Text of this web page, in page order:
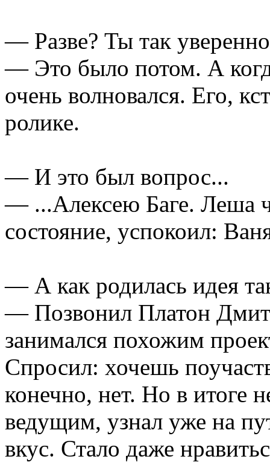
— Разве? Ты так
— Это было потом. А
очень волновался. Его,
ролике.
— И это был вопрос...
— ...Алексею Баге. Леша
состояние, успокоил:
— А как родилась идея
— Позвонил Платон
занимался похожим
Спросил: хочешь
конечно, нет. Но в итоге
ведущим, узнал уже на
вкус. Стало даже